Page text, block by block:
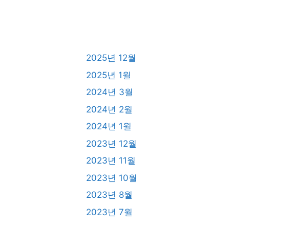
2025년 12월
2025년 1월
2024년 3월
2024년 2월
2024년 1월
2023년 12월
2023년 11월
2023년 10월
2023년 8월
2023년 7월